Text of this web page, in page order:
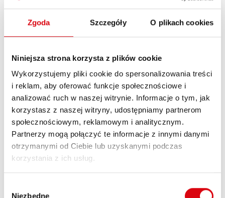
Zgoda Szczegóły O plikach cookies
Niniejsza strona korzysta z plików cookie
Wykorzystujemy pliki cookie do spersonalizowania treści
i reklam, aby oferować funkcje społecznościowe i
analizować ruch w naszej witrynie. Informacje o tym, jak
korzystasz z naszej witryny, udostępniamy partnerom
społecznościowym, reklamowym i analitycznym.
Partnerzy mogą połączyć te informacje z innymi danymi
otrzymanymi od Ciebie lub uzyskanymi podczas
korzystania z ich usług.
Niezbędne